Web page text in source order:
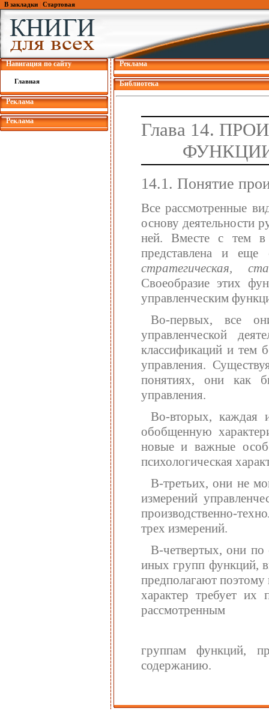
В закладки Стартовая
Навигация по сайту
Главная
Реклама
Реклама
Реклама
Библиотека
Глава 14.
14.1. Понятие
Все рассмотренные
основу деятельности
ней. Вместе с тем в
представлена и
стратегическая,
Своеобразие этих
управленческим
Во-первых, все
управленческой
классификаций и тем
управления.
понятиях, они как
управления.
Во-вторых, каждая
обобщенную
новые и важные
психологическая
В-третьих, они не
измерений
производственно-
трех измерений.
В-четвертых, они по
иных групп функций,
предполагают
характер требует
рассмотренным
группам функций,
содержанию.